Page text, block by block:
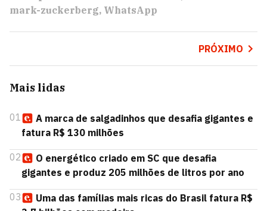
mark-zuckerberg WhatsApp
PRÓXIMO
Mais lidas
01
A marca de salgadinhos que desafia gigantes e
fatura R$ 130 milhões
02
O energético criado em SC que desafia
gigantes e produz 205 milhões de litros por ano
03
Uma das famílias mais ricas do Brasil fatura R$